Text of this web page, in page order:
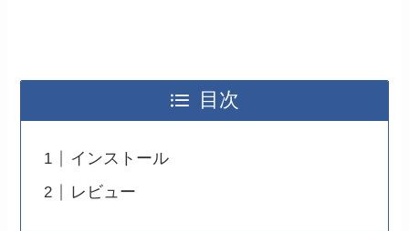
目次
インストール
レビュー